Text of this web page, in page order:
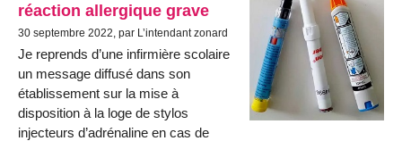
réaction allergique grave
30 septembre 2022, par L’intendant zonard
Je reprends d’une infirmière scolaire
un message diffusé dans son
établissement sur la mise à
disposition à la loge de stylos
injecteurs d’adrénaline en cas de